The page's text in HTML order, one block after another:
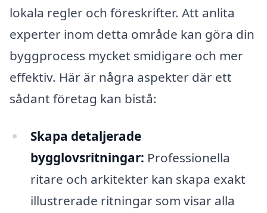
lokala regler och föreskrifter. Att anlita
experter inom detta område kan göra din
byggprocess mycket smidigare och mer
effektiv. Här är några aspekter där ett
sådant företag kan bistå:
Skapa detaljerade
bygglovsritningar: Professionella
ritare och arkitekter kan skapa exakt
illustrerade ritningar som visar alla